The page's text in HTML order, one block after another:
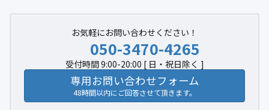
お気軽にお問い合わせください！
050-3470-4265
受付時間 9:00-20:00 [ 日・祝日除く ]
専用お問い合わせフォーム
48時間以内にご回答させて頂きます。